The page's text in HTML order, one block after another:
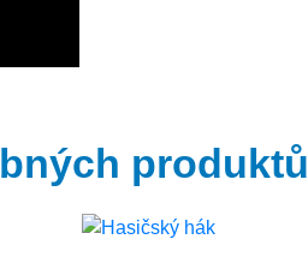
produktů